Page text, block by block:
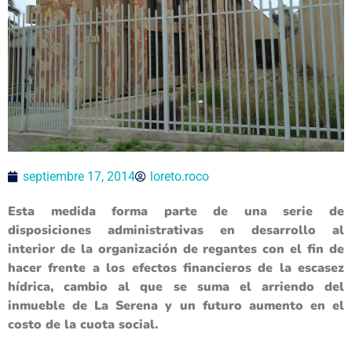
septiembre 17, 2014 loreto.roco
Esta medida forma parte de una serie de
disposiciones administrativas en desarrollo al
interior de la organización de regantes con el fin de
hacer frente a los efectos financieros de la escasez
hídrica, cambio al que se suma el arriendo del
inmueble de La Serena y un futuro aumento en el
costo de la cuota social.